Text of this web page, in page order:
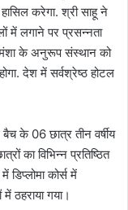
करेगा. श्री साहू ने
में लगाने पर प्रसन्नता
के अनुरूप संस्थान को
देश में सर्वश्रेष्ठ होटल
के 06 छात्र तीन वर्षीय
का विभिन्न प्रतिष्ठित
कोर्स में
में ठहराया गया।